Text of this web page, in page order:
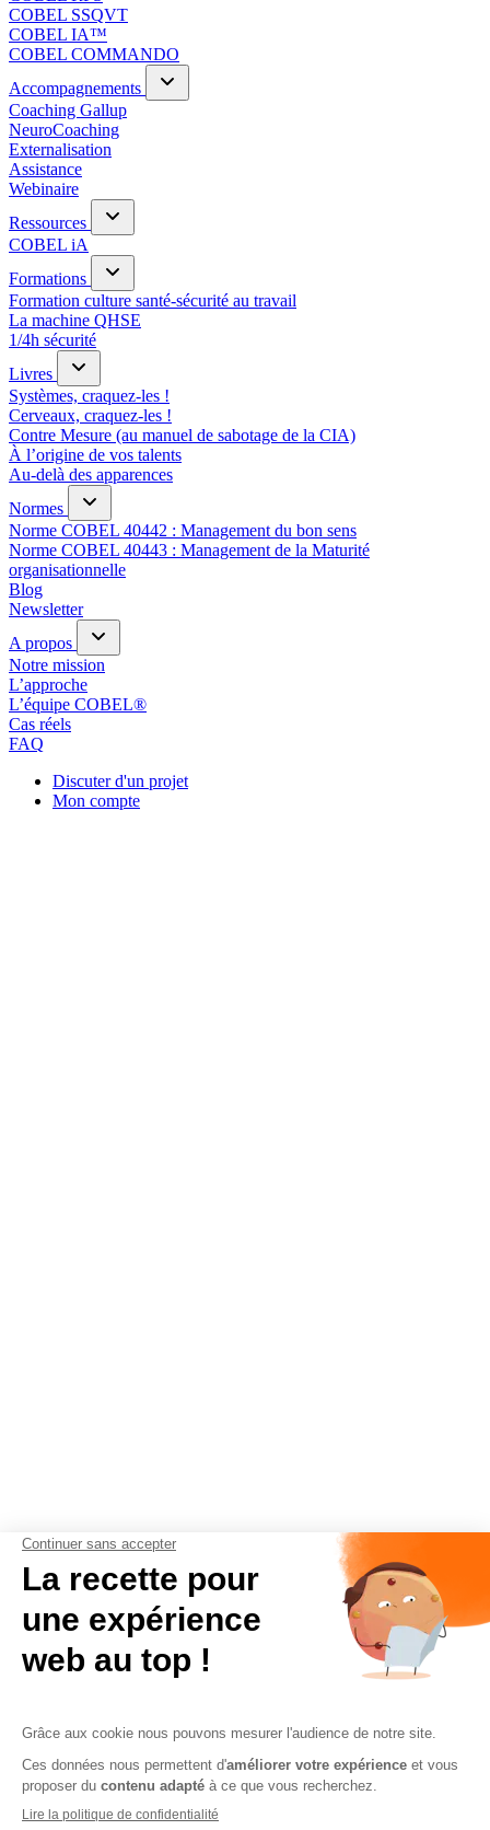
COBEL SSQVT
COBEL IA™
COBEL COMMANDO
Accompagnements
Coaching Gallup
NeuroCoaching
Externalisation
Assistance
Webinaire
Ressources
COBEL iA
Formations
Formation culture santé-sécurité au travail
La machine QHSE
1/4h sécurité
Livres
Systèmes, craquez-les !
Cerveaux, craquez-les !
Contre Mesure (au manuel de sabotage de la CIA)
À l’origine de vos talents
Au-delà des apparences
Normes
Norme COBEL 40442 : Management du bon sens
Norme COBEL 40443 : Management de la Maturité
organisationnelle
Blog
Newsletter
A propos
Notre mission
L’approche
L’équipe COBEL®
Cas réels
FAQ
Discuter d'un projet
Mon compte